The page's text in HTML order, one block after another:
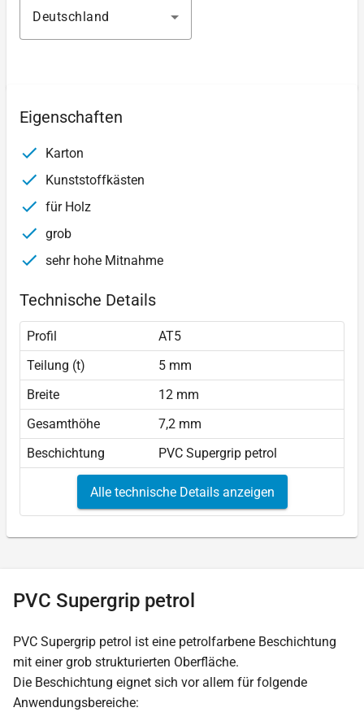
Deutschland
Eigenschaften
Karton
Kunststoffkästen
für Holz
grob
sehr hohe Mitnahme
Technische Details
Profil
AT5
Teilung (t)
5 mm
Breite
12 mm
Gesamthöhe
7,2 mm
Beschichtung
PVC Supergrip petrol
Alle technische Details anzeigen
PVC Supergrip petrol
PVC Supergrip petrol ist eine petrolfarbene Beschichtung
mit einer grob strukturierten Oberfläche.
Die Beschichtung eignet sich vor allem für folgende
Anwendungsbereiche: